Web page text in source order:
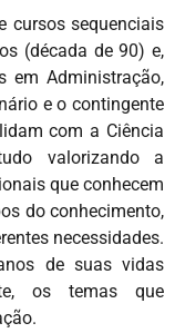
cursos sequenciais
(década de 90) e,
em Administração,
e o contingente
com a Ciência
valorizando a
que conhecem
do conhecimento,
necessidades.
de suas vidas
os temas que